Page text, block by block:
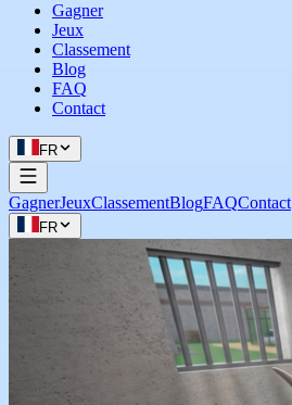
Gagner
Jeux
Classement
Blog
FAQ
Contact
FR
GagnerJeuxClassementBlogFAQContact
FR